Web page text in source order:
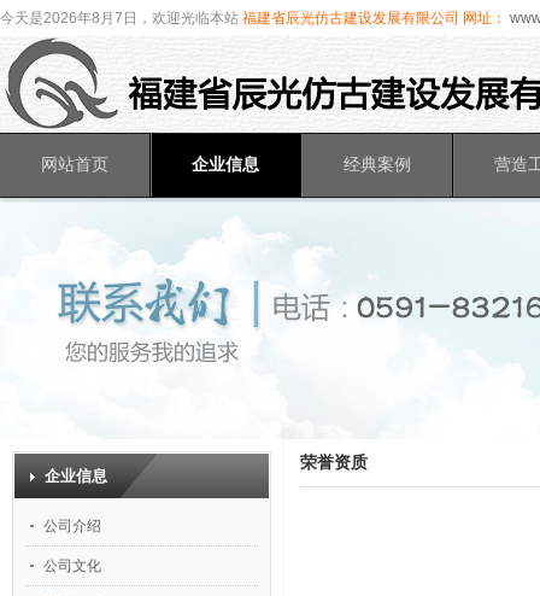
今天是2026年8月7日，欢迎光临本站 福建省辰光仿古建设发展有限公司 网址：
网站首页 企业信息 经典案例 营造
企业信息
公司介绍
公司文化
荣誉资质